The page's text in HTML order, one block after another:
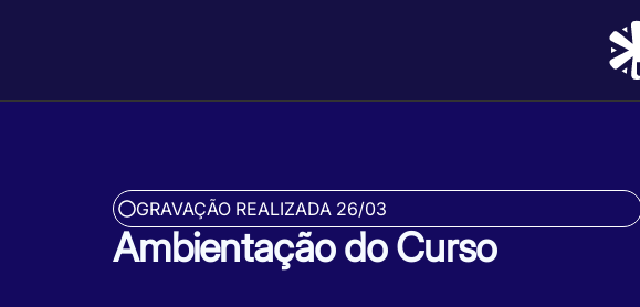
GRAVAÇÃO REALIZADA 26/03
Ambientação do Curso